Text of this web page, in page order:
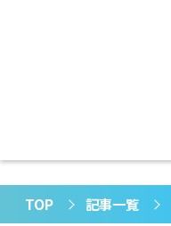
TOP 記事一覧